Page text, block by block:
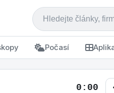
Počasí
0:00